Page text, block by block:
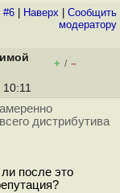
#6 Наверх
Cообщить
модератору
+ / –
дистрибутива
после это